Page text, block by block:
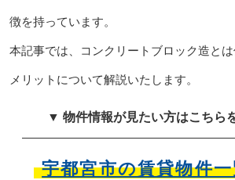
徴を持っています。
本記事では、コンクリートブロック造と
メリットについて解説いたします。
▼ 物件情報が見たい方はこちら
宇都宮市の賃貸物件